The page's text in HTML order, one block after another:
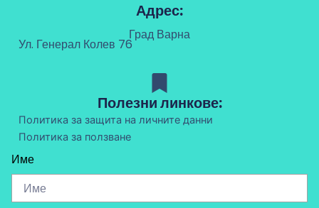
Адрес:
Град Варна
Ул. Генерал Колев 76
Полезни линкове:
Политика за защита на личните данни
Политика за ползване
Име